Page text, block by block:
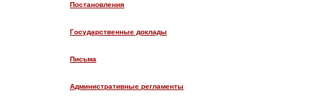
Постановления
Государственные доклады
Письма
Административные регламенты